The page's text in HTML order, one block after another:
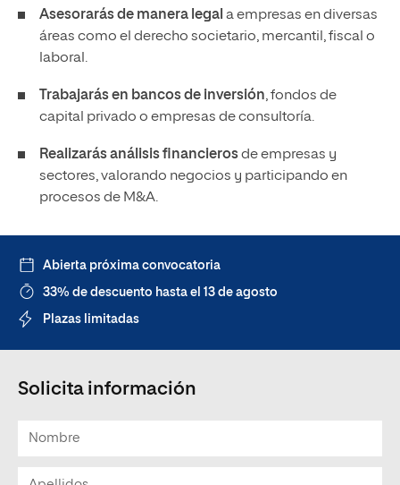
Asesorarás de manera legal a empresas en diversas
áreas como el derecho societario, mercantil, fiscal o
laboral.
Trabajarás en bancos de inversión, fondos de
capital privado o empresas de consultoría.
Realizarás análisis financierosde empresas y
sectores, valorando negocios y participando en
procesos de M&A.
Abierta próxima convocatoria
33% de descuento hasta el 13 de agosto
Plazas limitadas
Solicita información